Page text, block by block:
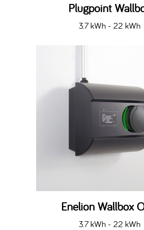
Plugpoint
3.7 kWh - 22 kWh
Enelion Wallbox
3.7 kWh - 22 kWh